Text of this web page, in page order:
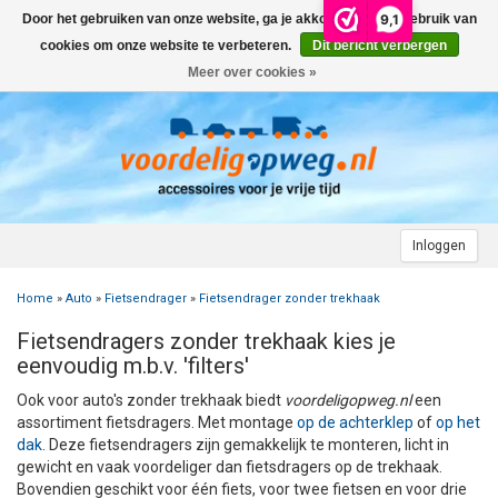
9,1
Inloggen
Menu
FIETSENDRAGER
FIETSENDRAGER OP DE TREKHAAK
FIETSENDRAGER VOOR ELEKTRISCHE FIETSEN
TWINNY LOAD ONDERDELEN
FIETSENDRAGER TOEBEHOREN
INFORMATIE OVER FIETSENDRAGERS
DAKDRAGERS
FORD
OPEL
PEUGEOT
RENAULT
+
AUTOHOES POLYESTER EN 3-LAAGS
DAKHOES POLYESTER
INFORMATIE OVER AUTOHOEZEN
WIELDOPPEN
12 INCH
13 INCH
14 INCH
LAADKABEL ELEKTRISCHE AUTO
LAADKABEL TYPE 2
LAADKABEL TYPE 1
+
STARTEN & LADEN
ELEKTRISCH LADEN
VEILIG OP WEG
CAMPER
WIELDOPPEN
+
ZOEKHULP NAAR CAMPERHOES
INFORMATIE OVER CAMPERHOEZEN
SNEEUWKETTINGEN
PECH ONDERWEG
STARTKABELS EN ACCUBOOSTER
VEILIG OP WEG
ACCULADER
AANHANGWAGEN
ACCESSOIRES
INFORMATIE OVER STEKKERS & STEKKERDOZEN
ONDERDELEN
REGELGEVING M.B.T. VERLICHTING
ADVIES BIJ DEFECTE VERLICHTING
+
ACCULADER
ACCESSOIRES
CARAVAN
ACCULADER
+
ACCESSOIRES
INFORMATIE OVER STEKKERS & STEKKERDOZEN
ONDERDELEN
TOPDEALS
AUTO
CAMPER
Home » Auto » Fietsendrager » Fietsendrager zonder trekhaak
Fietsendragers zonder trekhaak kies je
eenvoudig m.b.v. 'filters'
Ook voor auto's zonder trekhaak biedt voordeligopweg.nleen
assortiment fietsdragers. Met montage op de achterklep ofop het
dak . Deze fietsendragers zijn gemakkelijk te monteren, licht in
gewicht en vaak voordeliger dan fietsdragers op de trekhaak.
Bovendien geschikt voor één fiets, voor twee fietsen en voor drie
Door het gebruiken van onze website, ga je akkoord met het gebruik van
cookies om onze website te verbeteren.
Dit bericht verbergen
Meer over cookies »